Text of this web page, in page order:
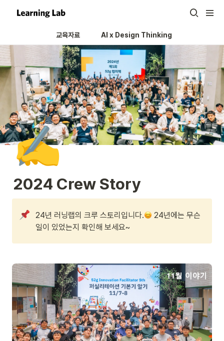
교육자료 AI x Design Thinking
✍️
2024 Crew Story
24년 러닝랩의 크루 스토리입니다.
24년에는 무슨
일이 있었는지 확인해 보세요~